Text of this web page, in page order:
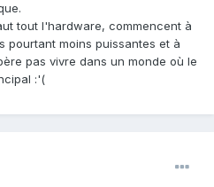
tout l'hardware, commencent à
pourtant moins puissantes et à
pas vivre dans un monde où le
:'(